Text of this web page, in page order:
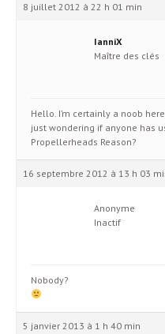
8 juillet 2012 à 22 h 01 min
IanniX
Maître des clés
Hello. I’m certainly a noob
just wondering if anyone has
Propellerheads Reason?
16 septembre 2012 à 13 h 03
Anonyme
Inactif
Nobody?
5 janvier 2013 à 1 h 40 min